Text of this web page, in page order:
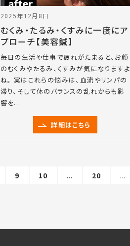
2025年12月8日
むくみ・たるみ・くすみに一度にア
プローチ【美容鍼】
毎日の生活や仕事で疲れがたまると、お顔
のむくみやたるみ、くすみが気になりますよ
ね。 実はこれらの悩みは、血流やリンパの
滞り、そして体のバランスの乱れからも影
響を...
詳細はこちら
9 10 ... 20 ...